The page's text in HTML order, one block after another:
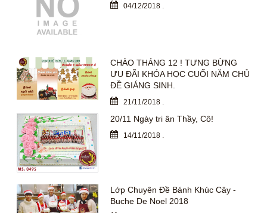
04/12/2018 .
CHÀO THÁNG 12 ! TƯNG BỪNG
ƯU ĐÃI KHÓA HỌC CUỐI NĂM CHỦ
ĐỀ GIÁNG SINH.
21/11/2018
20/11 Ngày tri ân Thầy, Cô!
14/11/2018
Lớp Chuyên Đề Bánh Khúc Cây -
Buche De Noel 2018